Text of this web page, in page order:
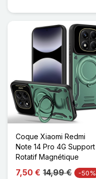
Coque Xiaomi Redmi
Note 14 Pro 4G Support
Rotatif Magnétique
7,50 € 14,99 € -50%